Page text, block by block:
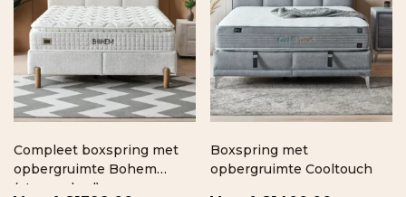
Compleet boxspring met
opbergruimte Bohem
(storage bed)
Boxspring met
opbergruimte Cooltouch